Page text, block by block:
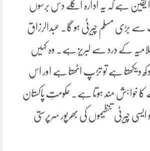
یقین ہے کہ یہ ادارہ اگلے دس برسوں
بڑی مسلم چیرٹی ہو گا۔ عبدالرزاق
کے درد سے لبریز ہے۔ وہ کہیں
دیکھتا ہے تو تڑپ اٹھتا ہے اور اس
کا خواہش مند ہوتا ہے۔ حکومتِ پاکستان
چیرٹی تنظیموں کی بھرپور سرپرستی